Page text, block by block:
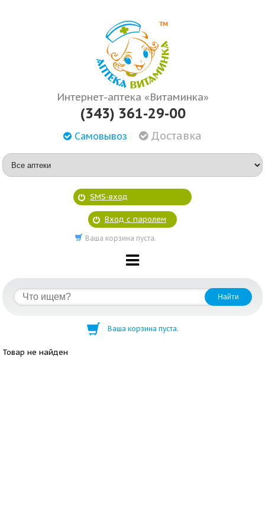
Интернет-аптека «Витаминка»
(343) 361-29-00
Самовывоз Доставка
SMS-вход
Вход с паролем
Ваша корзина пуста.
Ваша корзина пуста.
Товар не найден